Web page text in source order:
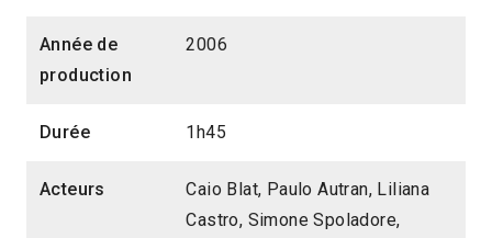
Année de
production
2006
Durée 1h45
Acteurs
Caio Blat, Paulo Autran, Liliana
Castro, Simone Spoladore,